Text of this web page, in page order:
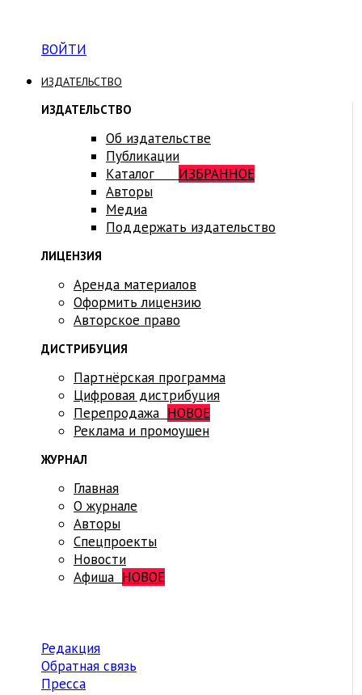
ВОЙТИ
ИЗДАТЕЛЬСТВО
ИЗДАТЕЛЬСТВО
Об издательстве
Публикации
Каталог ИЗБРАННОЕ
Авторы
Медиа
Поддержать издательство
ЛИЦЕНЗИЯ
Аренда материалов
Оформить лицензию
Авторское право
ДИСТРИБУЦИЯ
Партнёрская программа
Цифровая дистрибуция
Перепродажа НОВОЕ
Реклама и промоушен
ЖУРНАЛ
Главная
О журнале
Авторы
Спецпроекты
Новости
Афиша НОВОЕ
Редакция
Обратная связь
Пресса